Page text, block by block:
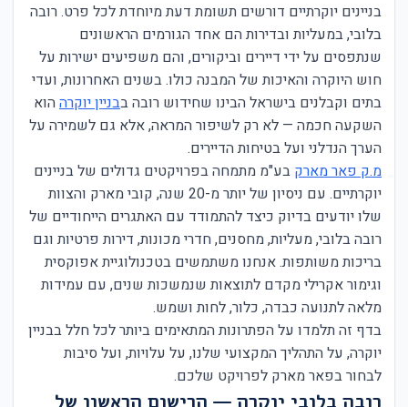
בניינים יוקרתיים דורשים תשומת דעת מיוחדת לכל פרט. רובה
בלובי, במעליות ובדירות הם אחד הגורמים הראשונים
שנתפסים על ידי דיירים וביקורים, והם משפיעים ישירות על
חוש היוקרה והאיכות של המבנה כולו. בשנים האחרונות, ועדי
בתים וקבלנים בישראל הבינו שחידוש רובה בבניין יוקרה הוא
השקעה חכמה — לא רק לשיפור המראה, אלא גם לשמירה על
הערך הנדלני ועל בטיחות הדיירים.
מ.ק פאר מארק בע"מ מתמחה בפרויקטים גדולים של בניינים
יוקרתיים. עם ניסיון של יותר מ-20 שנה, קובי מארק והצוות
שלו יודעים בדיוק כיצד להתמודד עם האתגרים הייחודיים של
רובה בלובי, מעליות, מחסנים, חדרי מכונות, דירות פרטיות וגם
בריכות משותפות. אנחנו משתמשים בטכנולוגיית אפוקסית
וגימור אקרילי מקדם לתוצאות שנמשכות שנים, עם עמידות
מלאה לתנועה כבדה, כלור, לחות ושמש.
בדף זה תלמדו על הפתרונות המתאימים ביותר לכל חלל בבניין
יוקרה, על התהליך המקצועי שלנו, על עלויות, ועל סיבות
לבחור בפאר מארק לפרויקט שלכם.
רובה בלובי יוקרה — הרישום הראשון של